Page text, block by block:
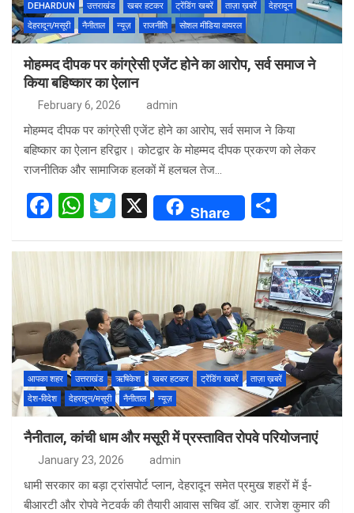
DEHARDUN उत्तराखंड खबर हटकर ट्रेंडिंग खबरें ताज़ा ख़बरें
देहरादून
देहरादून/मसूरी
नैनीताल न्यूज़ राजनीति सोशल मीडिया वायरल
मोहम्मद दीपक पर कांग्रेसी एजेंट होने का आरोप, सर्व समाज ने
किया बहिष्कार का ऐलान
February 6, 2026 admin
मोहम्मद दीपक पर कांग्रेसी एजेंट होने का आरोप, सर्व समाज ने किया
बहिष्कार का ऐलान हरिद्वार। कोटद्वार के मोहम्मद दीपक प्रकरण को लेकर
राजनीतिक और सामाजिक हलकों में हलचल तेज…
F
ce
b
o
o
k
W
at
A
p
p
T
tt
X Share
ar
e
आपका शहर उत्तराखंड ऋषिकेश खबर हटकर ट्रेंडिंग खबरें
ताज़ा ख़बरें
देश-विदेश
देहरादून/मसूरी नैनीताल न्यूज़
नैनीताल, कांची धाम और मसूरी में प्रस्तावित रोपवे परियोजनाएं
January 23, 2026 admin
धामी सरकार का बड़ा ट्रांसपोर्ट प्लान, देहरादून समेत प्रमुख शहरों में ई-
बीआरटी और रोपवे नेटवर्क की तैयारी आवास सचिव डॉ. आर. राजेश कुमार की